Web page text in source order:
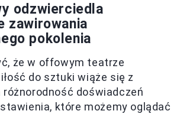
odzwierciedla
zawirowania
pokolenia
że w offowym teatrze
do sztuki wiąże się z
doświadczeń
które możemy oglądać